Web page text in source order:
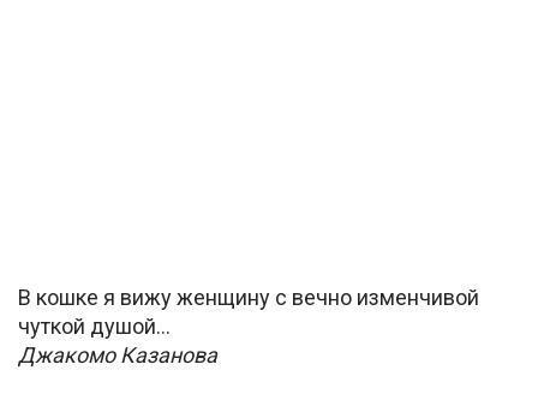
В кошке я вижу женщину с вечно изменчивой
чуткой душой…
Джакомо Казанова